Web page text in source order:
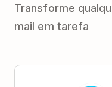
Transforme
mail em tarefa